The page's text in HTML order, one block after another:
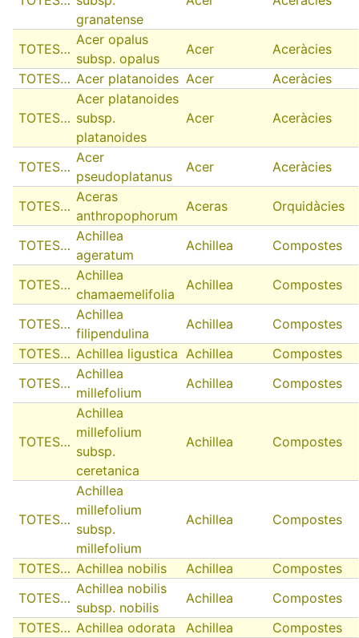
granatense
TOTES…
Acer opalus
subsp. opalus
Acer
Aceràcies
TOTES… Acer platanoides Acer Aceràcies
TOTES…
Acer platanoides
subsp.
platanoides
Acer Aceràcies
TOTES…
Acer
pseudoplatanus
Acer Aceràcies
TOTES…
Aceras
anthropophorum
Aceras Orquidàcies
TOTES…
Achillea
ageratum
Achillea Compostes
TOTES…
Achillea
chamaemelifolia
Achillea Compostes
TOTES…
Achillea
filipendulina
Achillea
Compostes
TOTES… Achillea ligustica Achillea
Compostes
TOTES…
Achillea
millefolium
Achillea Compostes
TOTES…
Achillea
millefolium
subsp.
ceretanica
Achillea Compostes
TOTES…
Achillea
millefolium
subsp.
millefolium
Achillea Compostes
TOTES… Achillea nobilis Achillea
Compostes
TOTES…
Achillea nobilis
subsp. nobilis
Achillea
Compostes
TOTES… Achillea odorata Achillea
Compostes